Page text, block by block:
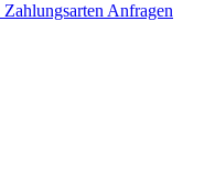
Zahlungsarten Anfragen